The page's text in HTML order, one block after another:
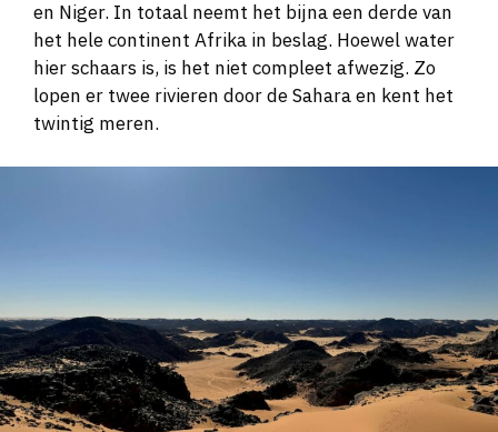
en Niger. In totaal neemt het bijna een derde van
het hele continent Afrika in beslag. Hoewel water
hier schaars is, is het niet compleet afwezig. Zo
lopen er twee rivieren door de Sahara en kent het
twintig meren.